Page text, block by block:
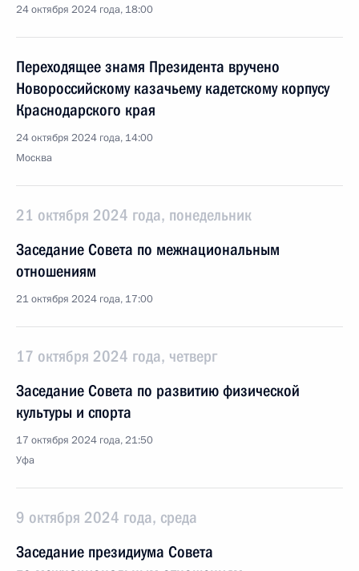
24 октября 2024 года, 18:00
Переходящее знамя Президента вручено
Новороссийскому казачьему кадетскому корпусу
Краснодарского края
24 октября 2024 года, 14:00
Москва
21 октября 2024 года, понедельник
Заседание Совета по межнациональным
отношениям
21 октября 2024 года, 17:00
17 октября 2024 года, четверг
Заседание Совета по развитию физической
культуры и спорта
17 октября 2024 года, 21:50
Уфа
9 октября 2024 года, среда
Заседание президиума Совета